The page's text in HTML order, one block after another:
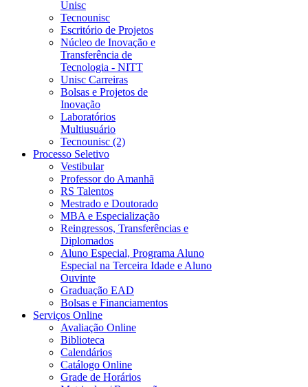
Unisc
Tecnounisc
Escritório de Projetos
Núcleo de Inovação e
Transferência de
Tecnologia - NITT
Unisc Carreiras
Bolsas e Projetos de
Inovação
Laboratórios
Multiusuário
Tecnounisc (2)
Processo Seletivo
Vestibular
Professor do Amanhã
RS Talentos
Mestrado e Doutorado
MBA e Especialização
Reingressos, Transferências e
Diplomados
Aluno Especial, Programa Aluno
Especial na Terceira Idade e Aluno
Ouvinte
Graduação EAD
Bolsas e Financiamentos
Serviços Online
Avaliação Online
Biblioteca
Calendários
Catálogo Online
Grade de Horários